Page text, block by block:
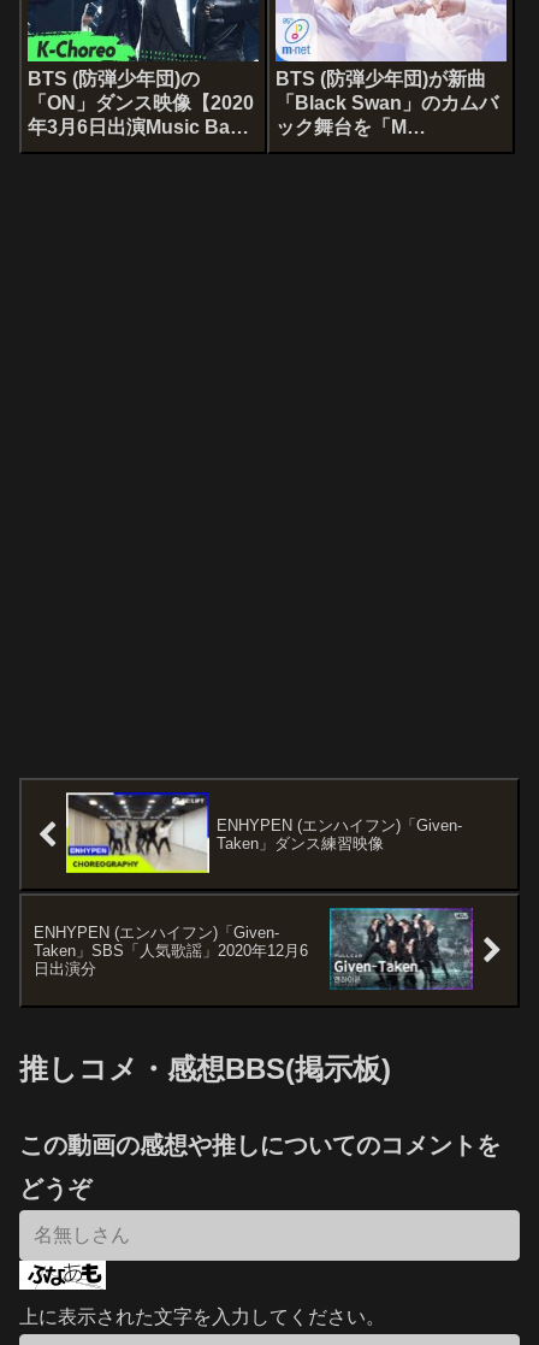
BTS (防弾少年団)の
「ON」ダンス映像【2020
年3月6日出演Music Bank
より】
BTS (防弾少年団)が新曲
「Black Swan」のカムバ
ック舞台を「M
COUNTDOWN」で披露！
ENHYPEN (エンハイフン)「Given-
Taken」ダンス練習映像
ENHYPEN (エンハイフン)「Given-
Taken」SBS「人気歌謡」2020年12月6
日出演分
推しコメ・感想BBS(掲示板)
この動画の感想や推しについてのコメントを
どうぞ
上に表示された文字を入力してください。